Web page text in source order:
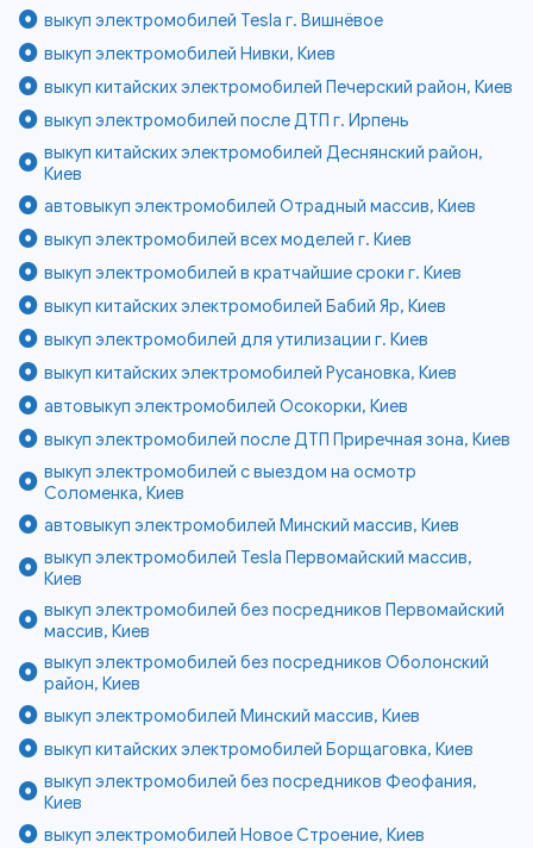
выкуп электромобилей Tesla г. Вишнёвое
выкуп электромобилей Нивки, Киев
выкуп китайских электромобилей Печерский район, Киев
выкуп электромобилей после ДТП г. Ирпень
выкуп китайских электромобилей Деснянский район,
Киев
автовыкуп электромобилей Отрадный массив, Киев
выкуп электромобилей всех моделей г. Киев
выкуп электромобилей в кратчайшие сроки г. Киев
выкуп китайских электромобилей Бабий Яр, Киев
выкуп электромобилей для утилизации г. Киев
выкуп китайских электромобилей Русановка, Киев
автовыкуп электромобилей Осокорки, Киев
выкуп электромобилей после ДТП Приречная зона, Киев
выкуп электромобилей с выездом на осмотр
Соломенка, Киев
автовыкуп электромобилей Минский массив, Киев
выкуп электромобилей Tesla Первомайский массив,
Киев
выкуп электромобилей без посредников Первомайский
массив, Киев
выкуп электромобилей без посредников Оболонский
район, Киев
выкуп электромобилей Минский массив, Киев
выкуп китайских электромобилей Борщаговка, Киев
выкуп электромобилей без посредников Феофания,
Киев
выкуп электромобилей Новое Строение, Киев